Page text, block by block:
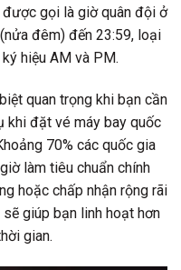
được gọi là giờ quân đội ở
đêm) đến 23:59, loại
hiệu AM và PM.
quan trọng khi bạn cần
khi đặt vé máy bay quốc
70% các quốc gia
làm tiêu chuẩn chính
hoặc chấp nhận rộng rãi
giúp bạn linh hoạt hơn
gian.